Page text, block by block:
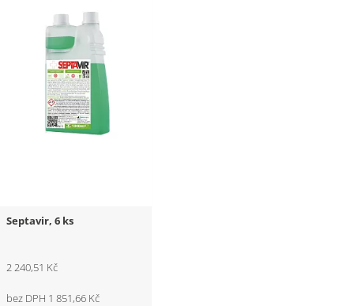
Septavir, 6 ks
2 240,51 Kč
bez DPH 1 851,66 Kč